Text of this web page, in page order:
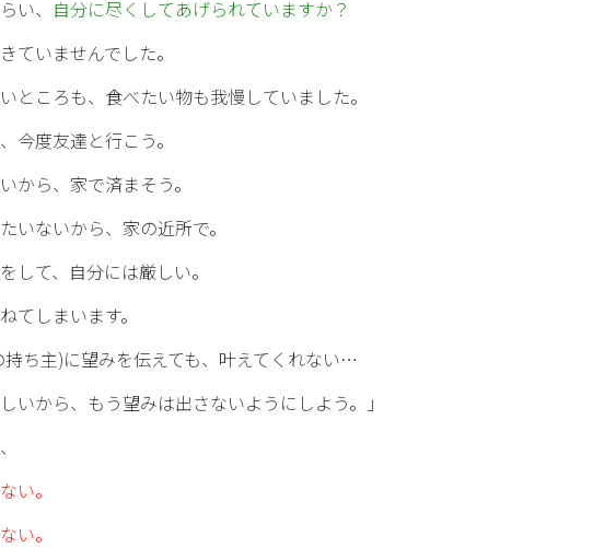
い、 自分に尽くしてあげられていますか？
ていませんでした。
ところも、食べたい物も我慢していました。
今度友達と行こう。
から、家で済まそう。
いないから、家の近所で。
して、自分には厳しい。
てしまいます。
持ち主)に望みを伝えても、叶えてくれない…
いから、もう望みは出さないようにしよう。」
い。
い。